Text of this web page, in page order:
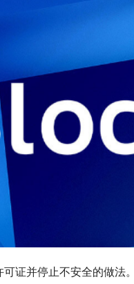
证并停止不安全的做法。